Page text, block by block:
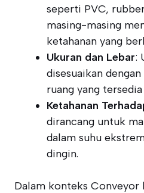
seperti PVC,
masing-masing
ketahanan yang
Ukuran dan Lebar:
disesuaikan
ruang yang
Ketahanan
dirancang untuk
dalam suhu
dingin.
Dalam konteks